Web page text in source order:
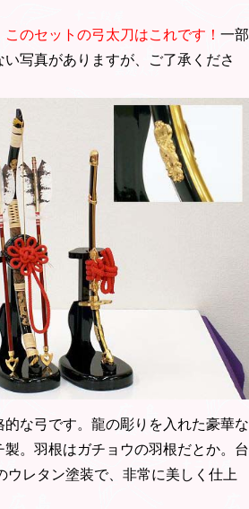
のセットの弓太刀はこれです！ 一部
写真がありますが、ご了承くださ
な弓です。龍の彫りを入れた豪華な
。羽根はガチョウの羽根だとか。台
ウレタン塗装で、非常に美しく仕上